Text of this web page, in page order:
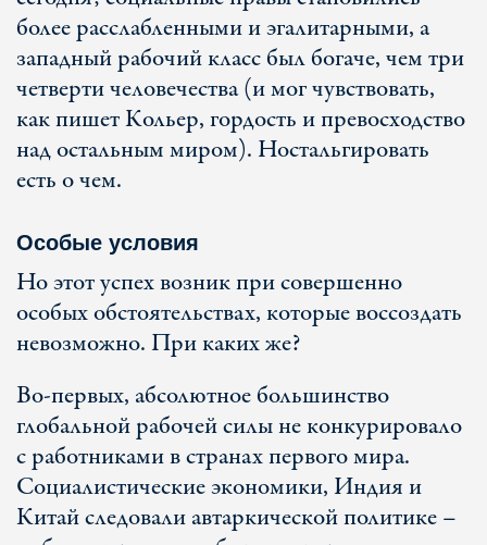
более расслабленными и эгалитарными, а
западный рабочий класс был богаче, чем три
четверти человечества (и мог чувствовать,
как пишет Кольер, гордость и превосходство
над остальным миром). Ностальгировать
есть о чем.
Особые условия
Но этот успех возник при совершенно
особых обстоятельствах, которые воссоздать
невозможно. При каких же?
Во-первых, абсолютное большинство
глобальной рабочей силы не конкурировало
с работниками в странах первого мира.
Социалистические экономики, Индия и
Китай следовали автаркической политике –